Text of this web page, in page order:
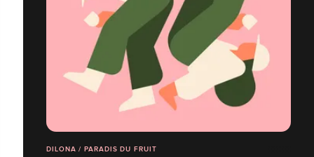
DILONA / PARADIS DU FRUIT